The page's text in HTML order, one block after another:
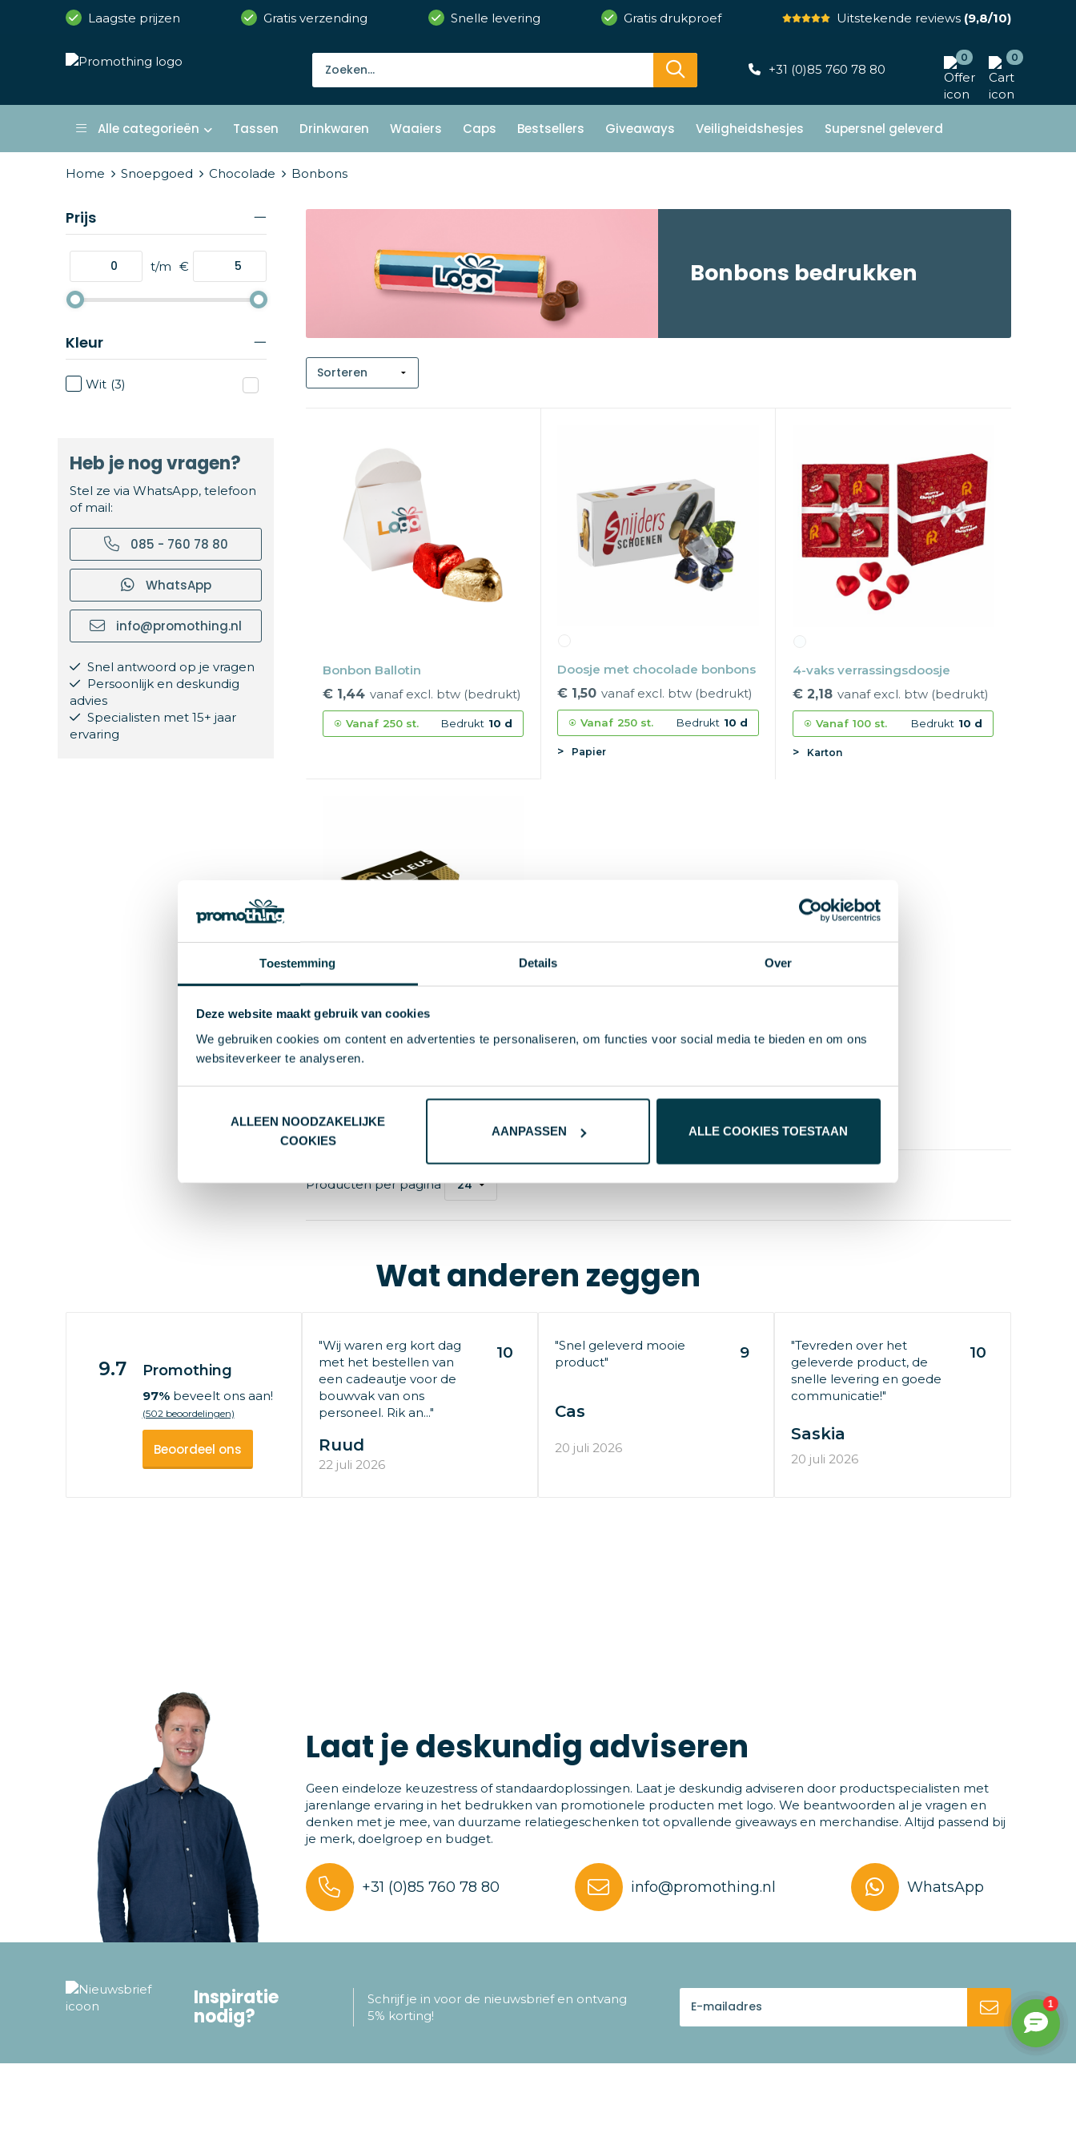
Toestemming Details Over
Deze website maakt gebruik van cookies
We gebruiken cookies om content en advertenties te personaliseren, om functies voor social media te bieden en om ons
websiteverkeer te analyseren.
ALLEEN NOODZAKELIJKE
COOKIES
AANPASSEN ALLE COOKIES TOESTAAN
Laagste prijzen Gratis verzending Snelle levering Gratis drukproef Uitstekende reviews(9,8/10)
+31 (0)85 760 78 80
0 0
Alle categorieën Tassen Drinkwaren Waaiers Caps Bestsellers Giveaways Veiligheidshesjes Supersnel geleverd
Home Snoepgoed Chocolade Bonbons
Prijs
t/m €
Kleur
Wit (3)
Heb je nog vragen?
Stel ze via WhatsApp, telefoon
of mail:
085 - 760 78 80
WhatsApp
info@promothing.nl
Snel antwoord op je vragen
Persoonlijk en deskundig
advies
Specialisten met 15+ jaar
ervaring
Bonbons bedrukken
Bonbon Ballotin
€ 1,44 vanaf excl. btw (bedrukt)
Vanaf 250 st. Bedrukt 10 d
Doosje met chocolade bonbons
€ 1,50 vanaf excl. btw (bedrukt)
Vanaf 250 st. Bedrukt 10 d
Papier
4-vaks verrassingsdoosje
€ 2,18 vanaf excl. btw (bedrukt)
Vanaf 100 st. Bedrukt 10 d
Karton
Ballotin met Belgische bonbons
€ 4,86
Papier
Producten per pagina
Wat anderen zeggen
9.7 Promothing
97%beveelt ons aan!
(502 beoordelingen)
Beoordeel ons
"Wij waren erg kort dag
met het bestellen van
een cadeautje voor de
bouwvak van ons
personeel. Rik an..."
10
Ruud
22 juli 2026
"Snel geleverd mooie
product"
9
Cas
20 juli 2026
"Tevreden over het
geleverde product, de
snelle levering en goede
communicatie!"
10
Saskia
20 juli 2026
Laat je deskundig adviseren
Geen eindeloze keuzestress of standaardoplossingen. Laat je deskundig adviseren door productspecialisten met
jarenlange ervaring in het bedrukken van promotionele producten met logo. We beantwoorden al je vragen en
denken met je mee, van duurzame relatiegeschenken tot opvallende giveaways en merchandise. Altijd passend bij
je merk, doelgroep en budget.
+31 (0)85 760 78 80 info@promothing.nl WhatsApp
Inspiratie
nodig?
Schrijf je in voor de nieuwsbrief en ontvang
5% korting!